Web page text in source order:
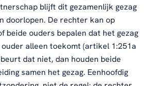
blijft dit gezamenlijk gezag
doorlopen. De rechter kan op
beide ouders bepalen dat het gezag
alleen toekomt (artikel 1:251a
dat niet, dan houden beide
samen het gezag. Eenhoofdig